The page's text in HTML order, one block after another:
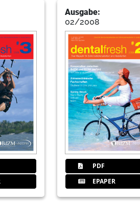
Ausgabe:
02/2008
PDF
EPAPER